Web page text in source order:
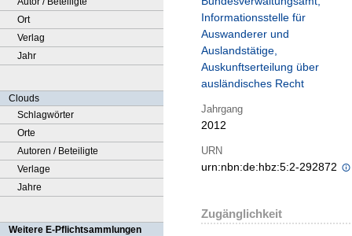
Ort
Verlag
Jahr
Clouds
Schlagwörter
Orte
Autoren / Beteiligte
Verlage
Jahre
Weitere E-Pflichtsammlungen
Informationsstelle für
Auswanderer und
Auslandstätige,
Auskunftserteilung über
ausländisches Recht
Jahrgang
2012
URN
urn:nbn:de:hbz:5:2-292872
Zugänglichkeit